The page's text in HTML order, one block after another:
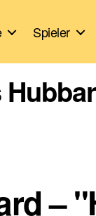
Spieler
–